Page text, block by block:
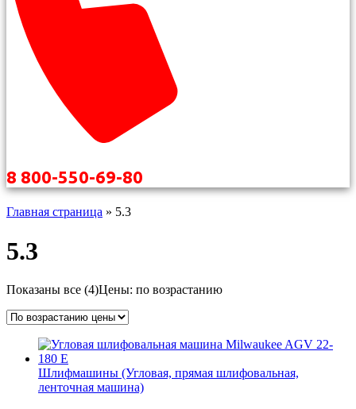
8 800-550-69-80
Главная страница » 5.3
5.3
Показаны все (4)Цены: по возрастанию
Шлифмашины (Угловая, прямая шлифовальная,
ленточная машина)